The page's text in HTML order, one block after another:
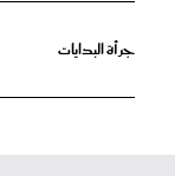
جرأة البدايات